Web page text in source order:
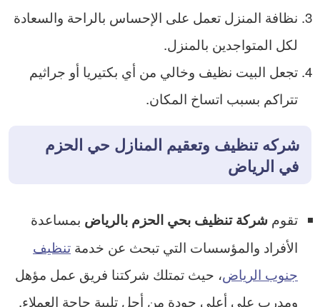
نظافة المنزل تعمل على الإحساس بالراحة والسعادة
لكل المتواجدين بالمنزل.
تجعل البيت نظيف وخالي من أي بكتيريا أو جراثيم
تتراكم بسبب اتساخ المكان.
شركه تنظيف وتعقيم المنازل حي الحزم
في الرياض
تقوم شركة تنظيف بحي الحزم بالرياض بمساعدة
الأفراد والمؤسسات التي تبحث عن خدمة تنظيف
جنوب الرياض، حيث تمتلك شركتنا فريق عمل مؤهل
ومدرب على أعلى جودة من أجل تلبية حاجة العملاء.